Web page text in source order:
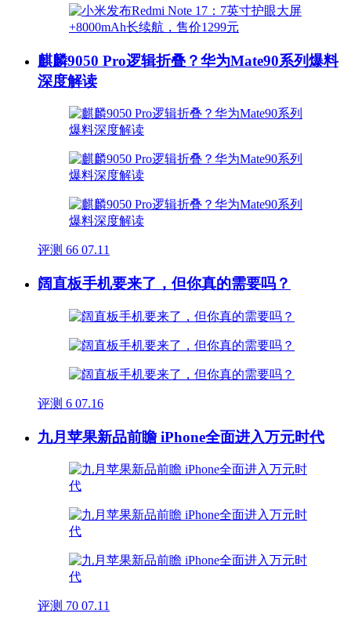
麒麟9050 Pro逻辑折叠？华为Mate90系列爆料
深度解读
评测 66 07.11
阔直板手机要来了，但你真的需要吗？
评测 6 07.16
九月苹果新品前瞻 iPhone全面进入万元时代
评测 70 07.11